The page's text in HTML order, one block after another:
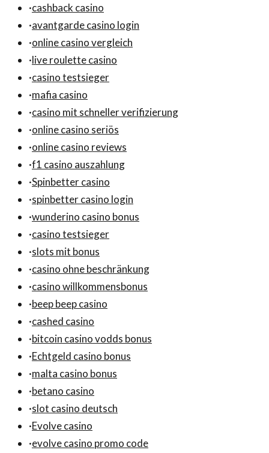
·cashback casino
·avantgarde casino login
·online casino vergleich
·live roulette casino
·casino testsieger
·mafia casino
·casino mit schneller verifizierung
·online casino seriös
·online casino reviews
·f1 casino auszahlung
·Spinbetter casino
·spinbetter casino login
·wunderino casino bonus
·casino testsieger
·slots mit bonus
·casino ohne beschränkung
·casino willkommensbonus
·beep beep casino
·cashed casino
·bitcoin casino vodds bonus
·Echtgeld casino bonus
·malta casino bonus
·betano casino
·slot casino deutsch
·Evolve casino
·evolve casino promo code